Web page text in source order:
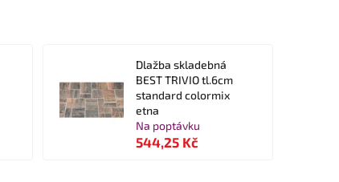
Dlažba skladebná
BEST TRIVIO tl.6cm
standard colormix
etna
Na poptávku
544,25 Kč